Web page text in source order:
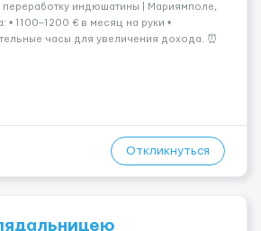
переработку индюшатины | Мариямполе,
1100–1200 € в месяц на руки •
часы для увеличения дохода. ⏰
Откликнуться